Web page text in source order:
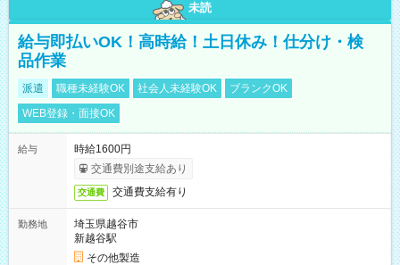
未読
給与即払いOK！高時給！土日休み！仕分け・検
品作業
派遣 職種未経験OK 社会人未経験OK
ブランクOK
WEB登録・面接OK
給与
時給1600円
交通費別途支給あり
交通費 交通費支給有り
勤務地
埼玉県越谷市
新越谷駅
その他製造